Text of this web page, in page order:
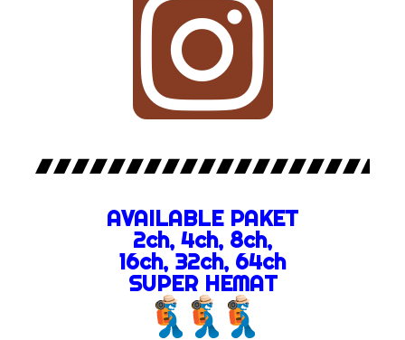
AVAILABLE PAKET
2ch, 4ch, 8ch,
16ch, 32ch, 64ch
SUPER HEMAT